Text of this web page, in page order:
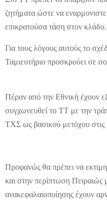
ζητήματα ώστε να
επικρατούσα τάση στον κλάδο.
Για τους λόγους αυτούς το
Ταμιευτήριο προσκρούει σε
Πέραν από την Εθνική έχουν
συγχωνευθεί το ΤΤ με την
ΤΧΣ ως βασικού μετόχου στις
Προφανώς θα πρέπει να
και στην περίπτωση Πειραιώς
ανακεφαλαιοποίησης έχουν